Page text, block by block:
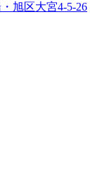
旭区大宮4-5-26